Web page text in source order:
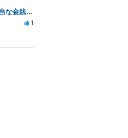
未入籍の元同棲相手からの不当な金銭請求と合意書面の強要について
1